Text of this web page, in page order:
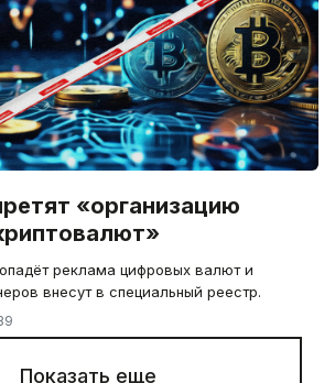
«организацию
реклама цифровых валют и
внесут в специальный реестр.
Показать еще